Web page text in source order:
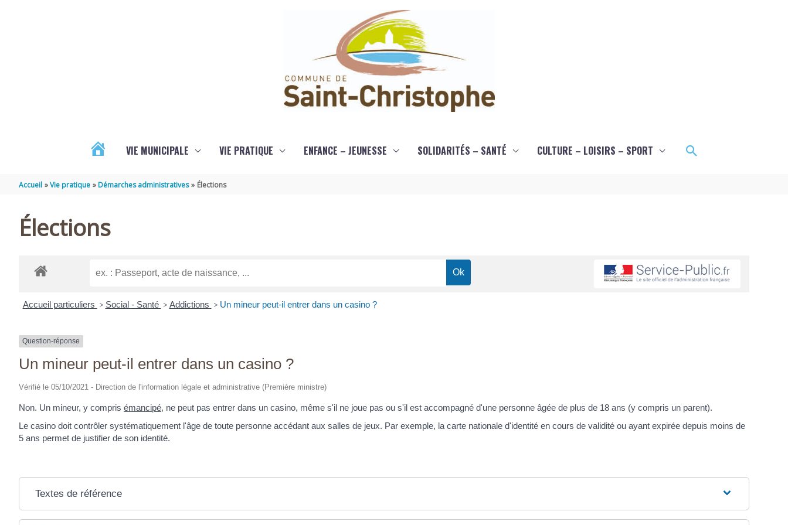
VIE MUNICIPALE VIE PRATIQUE ENFANCE – JEUNESSE SOLIDARITÉS – SANTÉ CULTURE – LOISIRS – SPORT Rechercher
Accueil Vie pratique Démarches administratives Élections
Élections
Accueil particuliers > Social - Santé > Addictions > Un mineur peut-il entrer dans un casino ?
Question-réponse
Un mineur peut-il entrer dans un casino ?
Vérifié le 05/10/2021 - Direction de l'information légale et administrative (Première ministre)
Non. Un mineur, y compris émancipé, ne peut pas entrer dans un casino, même s'il ne joue pas ou s'il est accompagné d'une personne âgée de plus de 18 ans (y compris un parent).
Le casino doit contrôler systématiquement l'âge de toute personne accédant aux salles de jeux. Par exemple, la carte nationale d'identité en cours de validité ou ayant expirée depuis moins de
5 ans permet de justifier de son identité.
Textes de référence